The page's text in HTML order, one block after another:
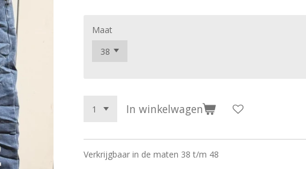
Maat
In winkelwagen
Verkrijgbaar in de maten 38 t/m 48